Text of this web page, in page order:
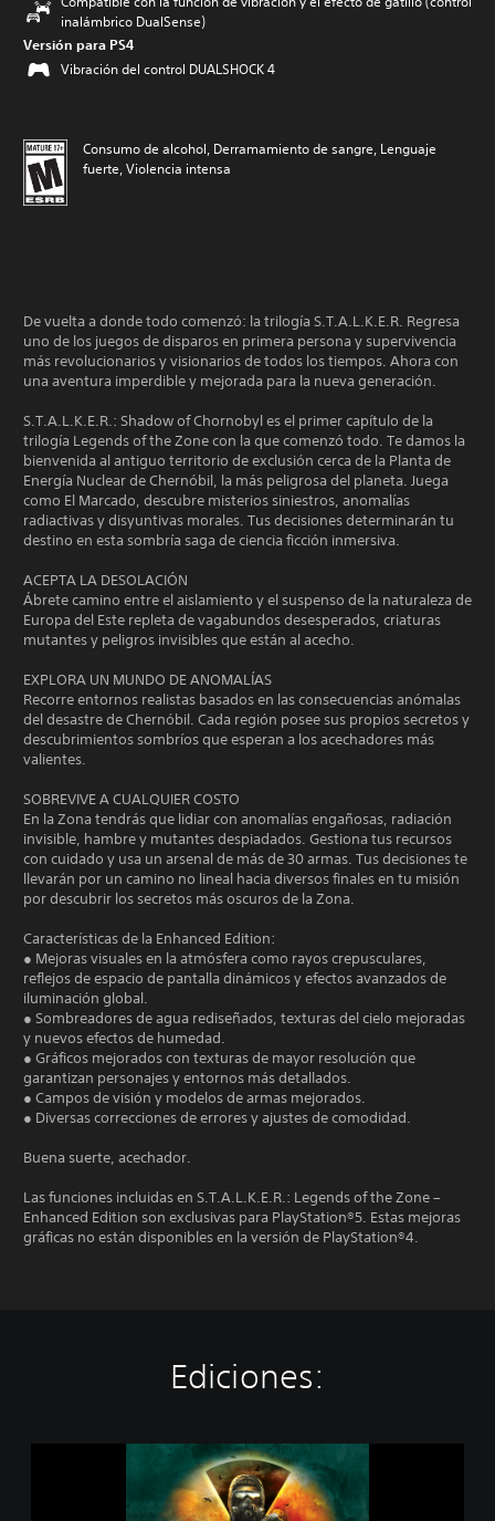
inalámbrico DualSense)
Versión para PS4
Vibración del control DUALSHOCK 4
Consumo de alcohol, Derramamiento de sangre, Lenguaje
fuerte, Violencia intensa
De vuelta a donde todo comenzó: la trilogía S.T.A.L.K.E.R. Regresa
uno de los juegos de disparos en primera persona y supervivencia
más revolucionarios y visionarios de todos los tiempos. Ahora con
una aventura imperdible y mejorada para la nueva generación.
S.T.A.L.K.E.R.: Shadow of Chornobyl es el primer capítulo de la
trilogía Legends of the Zone con la que comenzó todo. Te damos la
bienvenida al antiguo territorio de exclusión cerca de la Planta de
Energía Nuclear de Chernóbil, la más peligrosa del planeta. Juega
como El Marcado, descubre misterios siniestros, anomalías
radiactivas y disyuntivas morales. Tus decisiones determinarán tu
destino en esta sombría saga de ciencia ficción inmersiva.
ACEPTA LA DESOLACIÓN
Ábrete camino entre el aislamiento y el suspenso de la naturaleza de
Europa del Este repleta de vagabundos desesperados, criaturas
mutantes y peligros invisibles que están al acecho.
EXPLORA UN MUNDO DE ANOMALÍAS
Recorre entornos realistas basados en las consecuencias anómalas
del desastre de Chernóbil. Cada región posee sus propios secretos y
descubrimientos sombríos que esperan a los acechadores más
valientes.
SOBREVIVE A CUALQUIER COSTO
En la Zona tendrás que lidiar con anomalías engañosas, radiación
invisible, hambre y mutantes despiadados. Gestiona tus recursos
con cuidado y usa un arsenal de más de 30 armas. Tus decisiones te
llevarán por un camino no lineal hacia diversos finales en tu misión
por descubrir los secretos más oscuros de la Zona.
Características de la Enhanced Edition:
● Mejoras visuales en la atmósfera como rayos crepusculares,
reflejos de espacio de pantalla dinámicos y efectos avanzados de
iluminación global.
● Sombreadores de agua rediseñados, texturas del cielo mejoradas
y nuevos efectos de humedad.
● Gráficos mejorados con texturas de mayor resolución que
garantizan personajes y entornos más detallados.
● Campos de visión y modelos de armas mejorados.
● Diversas correcciones de errores y ajustes de comodidad.
Buena suerte, acechador.
Las funciones incluidas en S.T.A.L.K.E.R.: Legends of the Zone –
Enhanced Edition son exclusivas para PlayStation®5. Estas mejoras
gráficas no están disponibles en la versión de PlayStation®4.
Ediciones: